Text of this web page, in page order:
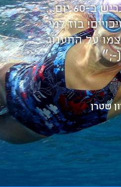
״מסרדין לכריש ב-60 יום...
בוז למי
על התענוג
(-;״
שטרן